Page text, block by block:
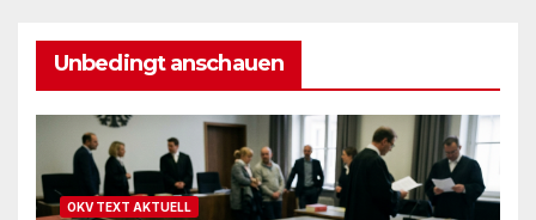
Unbedingt anschauen
OKV TEXT AKTUELL